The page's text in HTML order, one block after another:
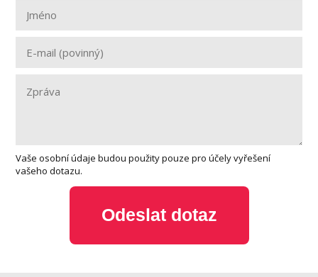
Vaše osobní údaje budou použity pouze pro účely vyřešení
vašeho dotazu.
Odeslat dotaz